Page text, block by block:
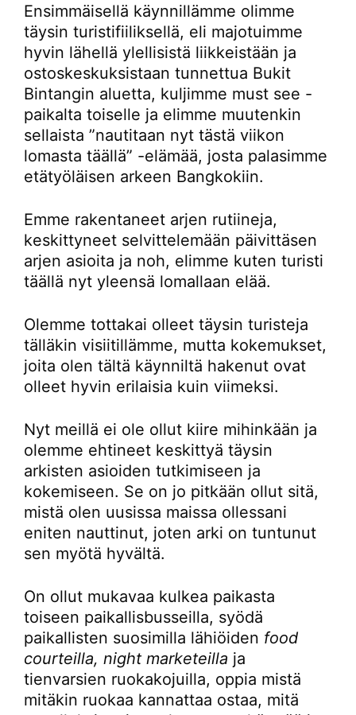
Ensimmäisellä käynnillämme olimme
täysin turistifiiliksellä, eli majotuimme
hyvin lähellä ylellisistä liikkeistään ja
ostoskeskuksistaan tunnettua Bukit
Bintangin aluetta, kuljimme must see -
paikalta toiselle ja elimme muutenkin
sellaista ”nautitaan nyt tästä viikon
lomasta täällä” -elämää, josta palasimme
etätyöläisen arkeen Bangkokiin.
Emme rakentaneet arjen rutiineja,
keskittyneet selvittelemään päivittäsen
arjen asioita ja noh, elimme kuten turisti
täällä nyt yleensä lomallaan elää.
Olemme tottakai olleet täysin turisteja
tälläkin visiitillämme, mutta kokemukset,
joita olen tältä käynniltä hakenut ovat
olleet hyvin erilaisia kuin viimeksi.
Nyt meillä ei ole ollut kiire mihinkään ja
olemme ehtineet keskittyä täysin
arkisten asioiden tutkimiseen ja
kokemiseen. Se on jo pitkään ollut sitä,
mistä olen uusissa maissa ollessani
eniten nauttinut, joten arki on tuntunut
sen myötä hyvältä.
On ollut mukavaa kulkea paikasta
toiseen paikallisbusseilla, syödä
paikallisten suosimilla lähiöiden food
courteilla, night marketeilla ja
tienvarsien ruokakojuilla, oppia mistä
mitäkin ruokaa kannattaa ostaa, mitä